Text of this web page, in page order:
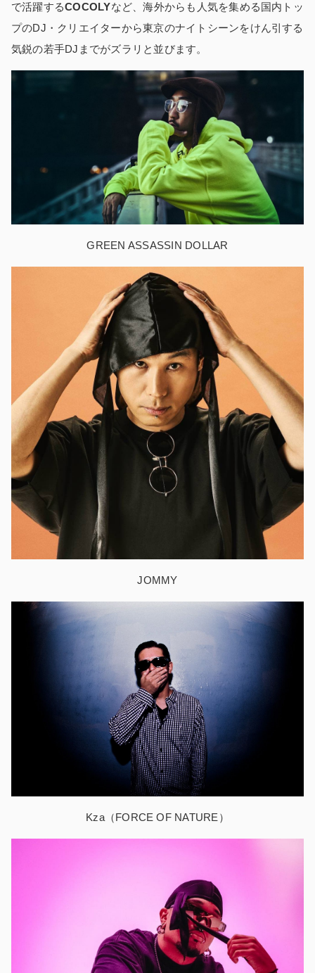
で活躍するCOCOLYなど、海外からも人気を集める国内トッ
プのDJ・クリエイターから東京のナイトシーンをけん引する
気鋭の若手DJまでがズラリと並びます。
GREEN ASSASSIN DOLLAR
JOMMY
Kza（FORCE OF NATURE）